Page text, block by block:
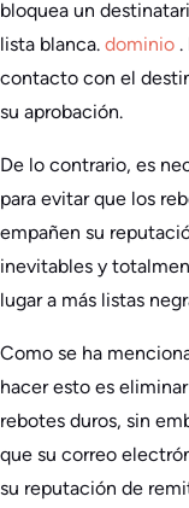
bloquea un
lista blanca. dominio .
contacto con el
su aprobación.
De lo contrario, es
para evitar que los
empañen su
inevitables y
lugar a más listas
Como se ha
hacer esto es
rebotes duros, sin
que su correo
su reputación de